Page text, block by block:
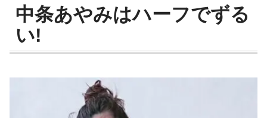
中条あやみはハーフでずる
い!